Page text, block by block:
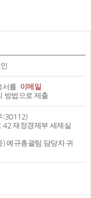
서를 이메일
방법으로 제출
:30112)
재정경제부 세제실
예규총괄팀 담당자 귀